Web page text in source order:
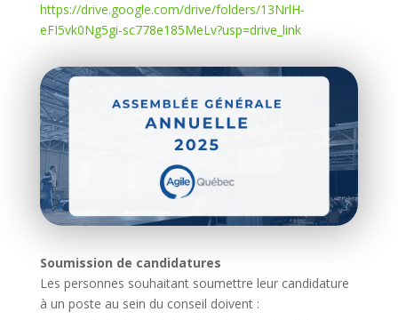
https://drive.google.com/drive/folders/13NrlH-
eFI5vk0Ng5gi-sc778e185MeLv?usp=drive_link
Soumission de candidatures
Les personnes souhaitant soumettre leur candidature
à un poste au sein du conseil doivent :